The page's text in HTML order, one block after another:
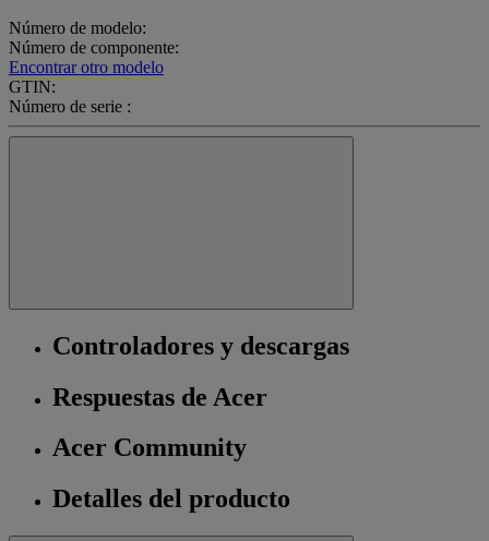
Número de modelo:
Número de componente:
Encontrar otro modelo
GTIN:
Número de serie :
Controladores y descargas
Respuestas de Acer
Acer Community
Detalles del producto